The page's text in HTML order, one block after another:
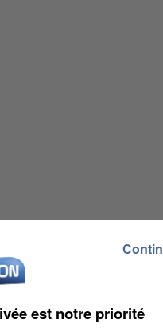
est notre priorité